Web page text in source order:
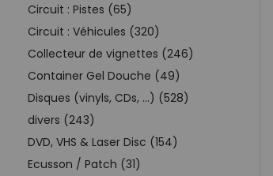
Circuit : Pistes (65)
Circuit : Véhicules (320)
Collecteur de vignettes (246)
Container Gel Douche (49)
Disques (vinyls, CDs, ...) (528)
divers (243)
DVD, VHS & Laser Disc (154)
Ecusson / Patch (31)